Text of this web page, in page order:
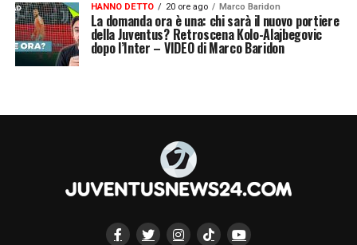
HANNO DETTO 20 ore ago Marco Baridon
La domanda ora è una: chi sarà il nuovo portiere
della Juventus? Retroscena Kolo-Alajbegovic
dopo l’Inter – VIDEO di Marco Baridon